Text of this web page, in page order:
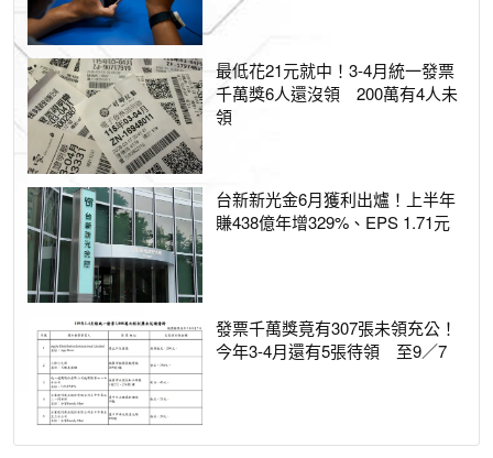
最低花21元就中！3-4月統一發票
千萬獎6人還沒領 200萬有4人未
領
台新新光金6月獲利出爐！上半年
賺438億年增329%、EPS 1.71元
發票千萬獎竟有307張未領充公！
今年3-4月還有5張待領 至9／7